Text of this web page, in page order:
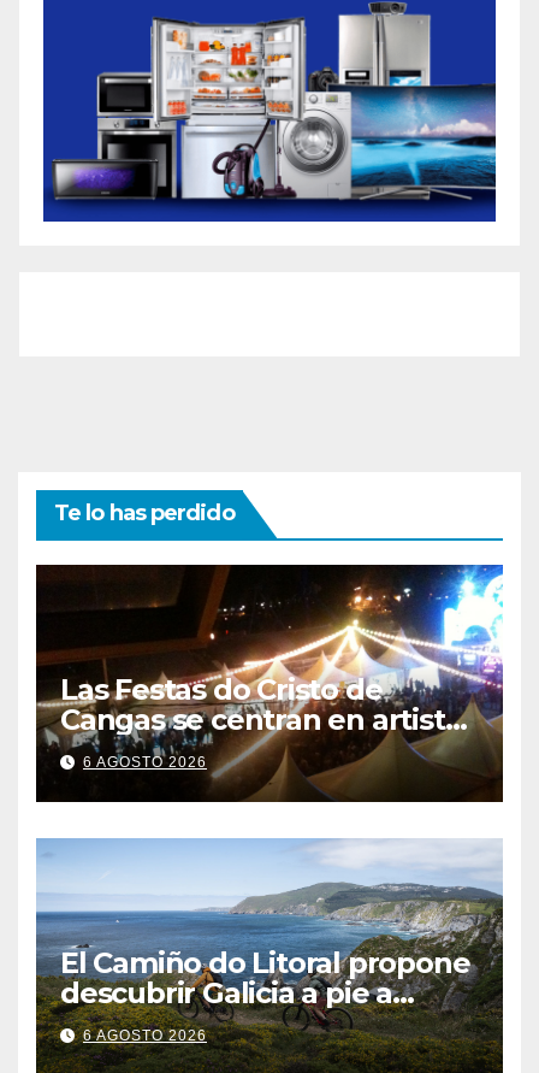
Te lo has perdido
Las Festas do Cristo de
Cangas se centran en artistas
gallegos
6 AGOSTO 2026
El Camiño do Litoral propone
descubrir Galicia a pie a
través de más de 1.300
kilómetros
6 AGOSTO 2026